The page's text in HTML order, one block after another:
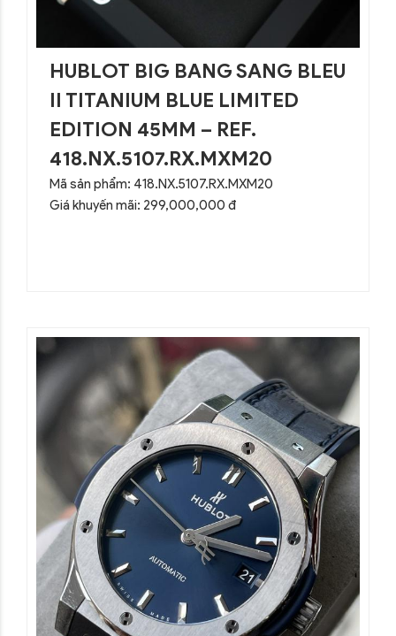
HUBLOT BIG BANG SANG BLEU
II TITANIUM BLUE LIMITED
EDITION 45MM – REF.
418.NX.5107.RX.MXM20
Mã sản phẩm: 418.NX.5107.RX.MXM20
Giá khuyến mãi: 299,000,000 đ